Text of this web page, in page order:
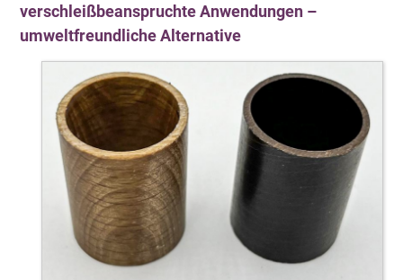
verschleißbeanspruchte Anwendungen –
umweltfreundliche Alternative